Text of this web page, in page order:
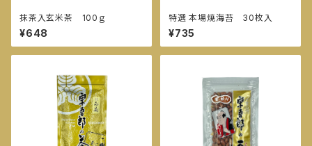
抹茶入玄米茶 100ｇ
¥648
特選 本場焼海苔 30枚入
¥735